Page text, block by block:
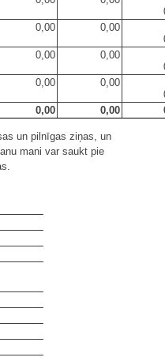
0,00
0,00
0,00
0,00
0,00
0,00
0,00 0,00
un pilnīgas ziņas, un
mani var saukt pie